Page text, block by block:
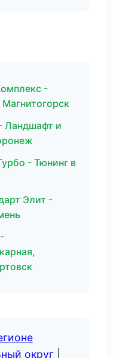
-
Ландшафт и
- Тюнинг в
Элит -
округ